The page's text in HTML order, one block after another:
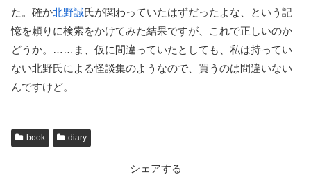
た。確か北野誠氏が関わっていたはずだったよな、という記
憶を頼りに検索をかけてみた結果ですが、これで正しいのか
どうか。……ま、仮に間違っていたとしても、私は持ってい
ない北野氏による怪談集のようなので、買うのは間違いない
んですけど。
book diary
シェアする